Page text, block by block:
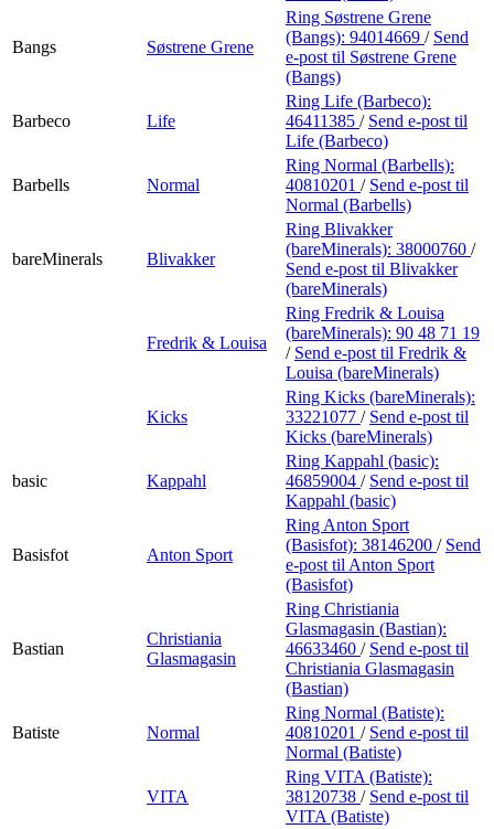
Bangs Søstrene Grene
Ring Søstrene Grene
(Bangs): 94014669 / Send
e-post til Søstrene Grene
(Bangs)
Barbeco Life
Ring Life (Barbeco):
46411385 / Send e-post til
Life (Barbeco)
Barbells Normal
Ring Normal (Barbells):
40810201 / Send e-post til
Normal (Barbells)
bareMinerals Blivakker
Ring Blivakker
(bareMinerals): 38000760 /
Send e-post til Blivakker
(bareMinerals)
Fredrik & Louisa
Ring Fredrik & Louisa
(bareMinerals): 90 48 71 19
/ Send e-post til Fredrik &
Louisa (bareMinerals)
Kicks
Ring Kicks (bareMinerals):
33221077 / Send e-post til
Kicks (bareMinerals)
basic Kappahl
Ring Kappahl (basic):
46859004 / Send e-post til
Kappahl (basic)
Basisfot Anton Sport
Ring Anton Sport
(Basisfot): 38146200 / Send
e-post til Anton Sport
(Basisfot)
Bastian
Christiania
Glasmagasin
Ring Christiania
Glasmagasin (Bastian):
46633460 / Send e-post til
Christiania Glasmagasin
(Bastian)
Batiste Normal
Ring Normal (Batiste):
40810201 / Send e-post til
Normal (Batiste)
VITA
Ring VITA (Batiste):
38120738 / Send e-post til
VITA (Batiste)